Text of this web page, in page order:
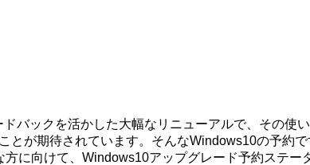
バックを活かした大幅なリニューアルで、その使
とが期待されています。そんなWindows10の予約
に向けて、Windows10アップグレード予約ステー